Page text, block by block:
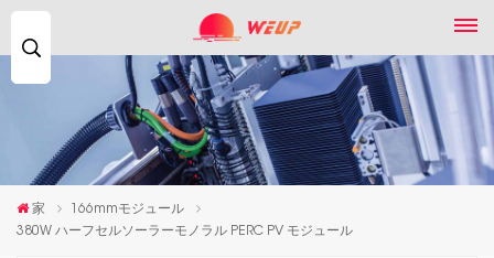
家
166mmモジュール
380W ハーフセルソーラーモノラル PERC PV モジュール